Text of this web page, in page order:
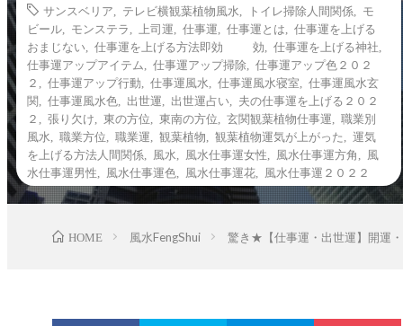
サンスベリア
テレビ横観葉植物風水 トイレ掃除人間関係
モ
ビール
モンステラ 上司運 仕事運 仕事運とは
仕事運を上げる
おまじない
仕事運を上げる方法即効 効 仕事運を上げる神社
仕事運アップアイテム
仕事運アップ掃除
仕事運アップ色２０２
２
仕事運アップ行動 仕事運風水 仕事運風水寝室
仕事運風水玄
関
仕事運風水色 出世運 出世運占い
夫の仕事運を上げる２０２
２
張り欠け 東の方位 東南の方位 玄関観葉植物仕事運
職業別
風水
職業方位 職業運 観葉植物 観葉植物運気が上がった
運気
を上げる方法人間関係
風水 風水仕事運女性 風水仕事運方角
風
水仕事運男性
風水仕事運色 風水仕事運花 風水仕事運２０２２
HOME 風水FengShui 驚き★【仕事運・出世運】開運